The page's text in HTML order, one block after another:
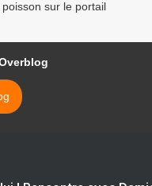
sur le portail